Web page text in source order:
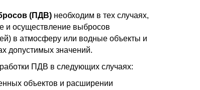
(ПДВ)необходим в тех случаях,
и осуществление выбросов
в атмосферу или водные объекты и
допустимых значений.
ПДВ в следующих случаях:
объектов и расширении